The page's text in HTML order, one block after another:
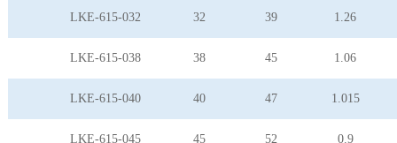
LKE-615-032 32 39 1.26
LKE-615-038 38 45 1.06
LKE-615-040 40 47 1.015
LKE-615-045 45 52 0.9